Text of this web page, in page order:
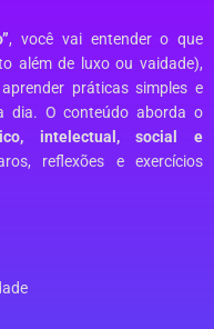
, você vai entender o que
além de luxo ou vaidade),
práticas simples e
dia. O conteúdo aborda o
intelectual, social e
reflexões e exercícios